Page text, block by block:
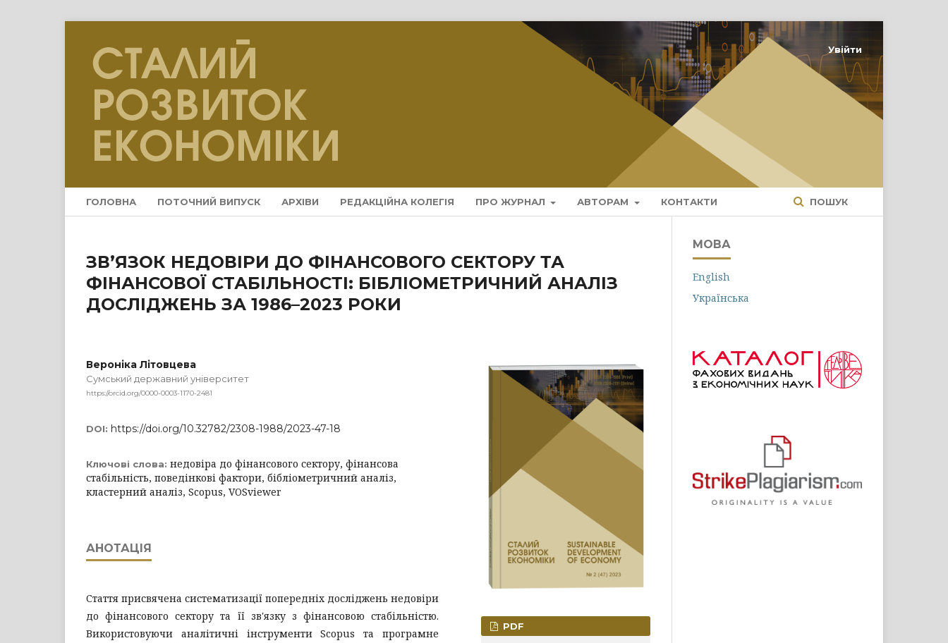
ГОЛОВНА ПОТОЧНИЙ ВИПУСК АРХІВИ РЕДАКЦІЙНА КОЛЕГІЯ ПРО ЖУРНАЛ АВТОРАМ КОНТАКТИ ПОШУК
Увійти
ЗВ’ЯЗОК НЕДОВІРИ ДО ФІНАНСОВОГО СЕКТОРУ ТА
ФІНАНСОВОЇ СТАБІЛЬНОСТІ: БІБЛІОМЕТРИЧНИЙ АНАЛІЗ
ДОСЛІДЖЕНЬ ЗА 1986–2023 РОКИ
Вероніка Літовцева
Сумський державний університет
https://orcid.org/0000-0003-1170-2481
DOI: https://doi.org/10.32782/2308-1988/2023-47-18
Ключові слова: недовіра до фінансового сектору, фінансова
стабільність, поведінкові фактори, бібліометричний аналіз,
кластерний аналіз, Scopus, VOSviewer
АНОТАЦІЯ
Стаття присвячена систематизації попередніх досліджень недовіри
до фінансового сектору та її зв'язку з фінансовою стабільністю.
Використовуючи аналітичні інструменти Scopus та програмне
PDF
МОВА
English
Українська